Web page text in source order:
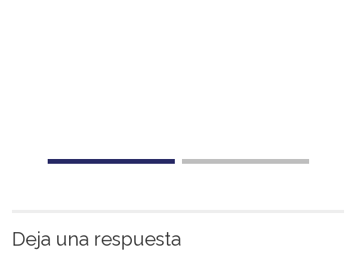
Deja una respuesta